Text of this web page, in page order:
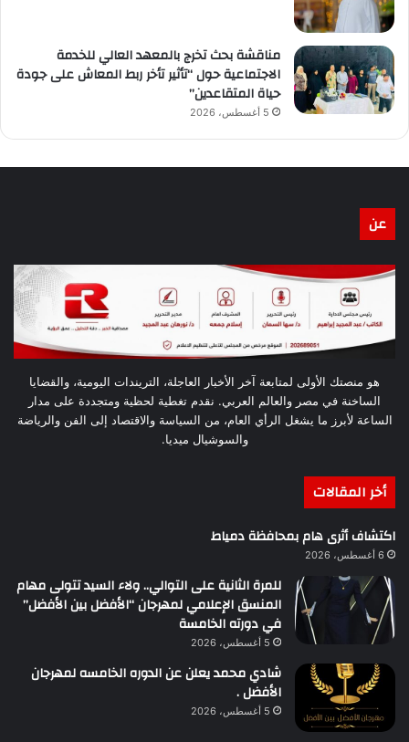
مناقشة بحث تخرج بالمعهد العالي للخدمة
الاجتماعية حول “تأثير تأخر ربط المعاش على جودة
حياة المتقاعدين”
5 أغسطس، 2026
عن
هو منصتك الأولى لمتابعة آخر الأخبار العاجلة، التريندات اليومية، والقضايا
الساخنة في مصر والعالم العربي. نقدم تغطية لحظية ومتجددة على مدار
الساعة لأبرز ما يشغل الرأي العام، من السياسة والاقتصاد إلى الفن والرياضة
والسوشيال ميديا.
أخر المقالات
اكتشاف أثرى هام بمحافظة دمياط
6 أغسطس، 2026
للمرة الثانية على التوالي.. ولاء السيد تتولى مهام
المنسق الإعلامي لمهرجان “الأفضل بين الأفضل”
في دورته الخامسة
5 أغسطس، 2026
شادي محمد يعلن عن الدوره الخامسه لمهرجان
الأفضل .
5 أغسطس، 2026